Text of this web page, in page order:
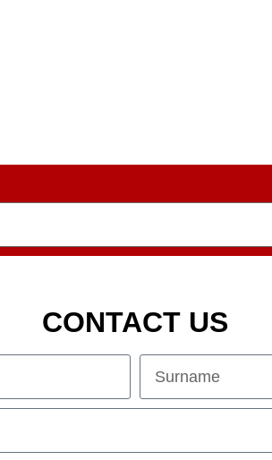
CONTACT US